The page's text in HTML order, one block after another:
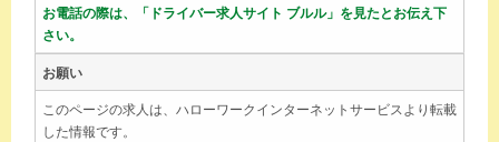
お電話の際は、「ドライバー求人サイト ブルル」を見たとお伝え下
さい。
お願い
このページの求人は、ハローワークインターネットサービスより転載
した情報です。